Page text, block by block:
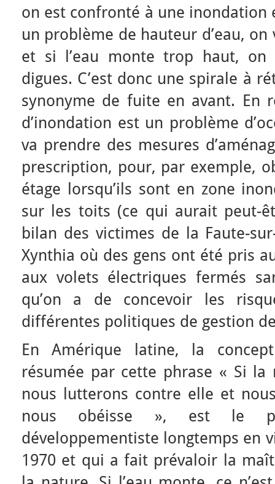
on est confronté à une inondation
un problème de hauteur d’eau,
et si l’eau monte trop haut, on
digues. C’est donc une spirale à
synonyme de fuite en avant. En
d’inondation est un problème
va prendre des mesures
prescription, pour, par exemple,
étage lorsqu’ils sont en zone
sur les toits (ce qui aurait peut-
bilan des victimes de la Faute-
Xynthia où des gens ont été pris
aux volets électriques fermés
qu’on a de concevoir les
différentes politiques de gestion
En Amérique latine, la
résumée par cette phrase « Si la
nous lutterons contre elle et
nous obéisse », est le
développementiste longtemps en
1970 et qui a fait prévaloir la